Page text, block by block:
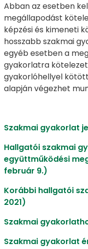
Abban az esetben
megállapodást
képzési és kimeneti
hosszabb szakmai
egyéb esetben a
gyakorlatra
gyakorlóhellyel
alapján végezhet
Szakmai gyakorlat
Hallgatói szakmai
együttműködési
február 9.)
Korábbi hallgatói
2021)
Szakmai
Szakmai gyakorlat